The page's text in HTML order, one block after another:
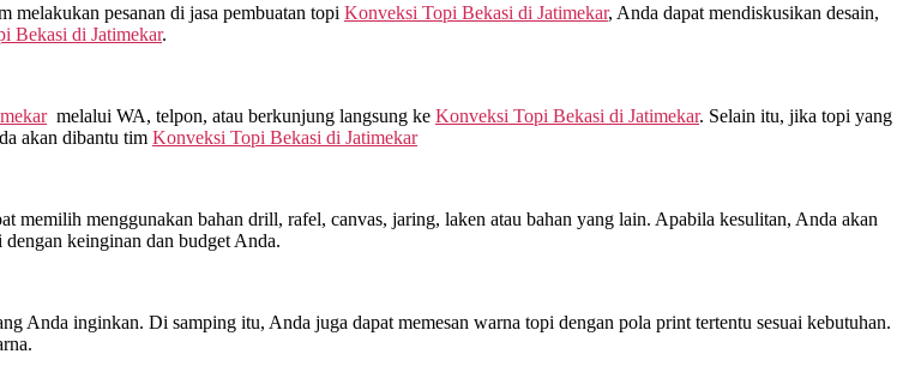
melakukan pesanan di jasa pembuatan topi Konveksi Topi Bekasi di Jatimekar, Anda dapat mendiskusikan desain,
Bekasi di Jatimekar.
melalui WA, telpon, atau berkunjung langsung ke Konveksi Topi Bekasi di Jatimekar. Selain itu, jika topi yang
akan dibantu tim Konveksi Topi Bekasi di Jatimekar
memilih menggunakan bahan drill, rafel, canvas, jaring, laken atau bahan yang lain. Apabila kesulitan, Anda akan
keinginan dan budget Anda.
Anda inginkan. Di samping itu, Anda juga dapat memesan warna topi dengan pola print tertentu sesuai kebutuhan.